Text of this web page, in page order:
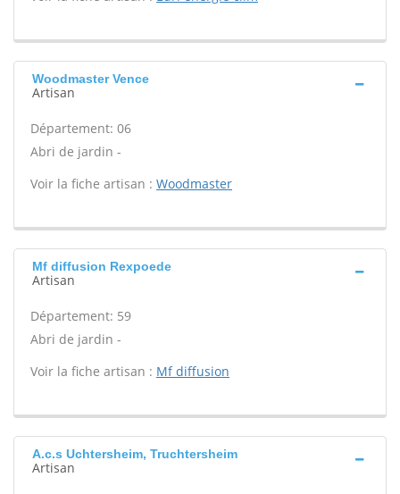
Woodmaster Vence
Artisan
Département: 06
Abri de jardin -
Voir la fiche artisan : Woodmaster
Mf diffusion Rexpoede
Artisan
Département: 59
Abri de jardin -
Voir la fiche artisan : Mf diffusion
A.c.s Uchtersheim, Truchtersheim
Artisan